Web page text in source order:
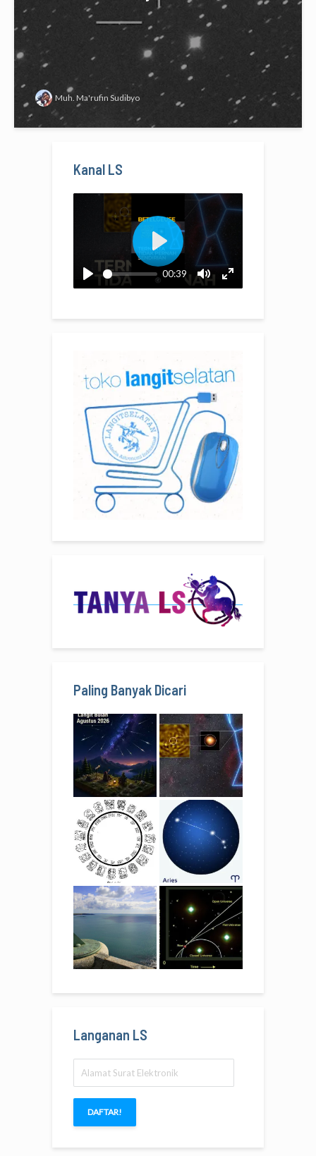
Muh. Ma'rufin Sudibyo
Kanal LS
Paling Banyak Dicari
Langanan LS
Surat
Elektronik
DAFTAR!